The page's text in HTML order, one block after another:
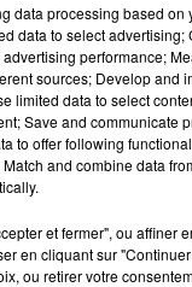
alors qu'il
data processing based
data to select
performance;
sources; Develop
limited data to select
Save and communicate
to offer following
and combine data
et fermer", ou
en cliquant sur
ou retirer votre